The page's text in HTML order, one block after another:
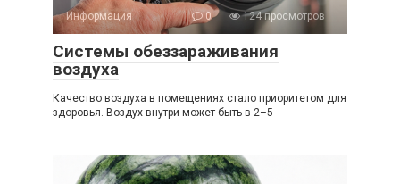
Информация 0 124 просмотров
Системы обеззараживания
воздуха
Качество воздуха в помещениях стало приоритетом для
здоровья. Воздух внутри может быть в 2–5